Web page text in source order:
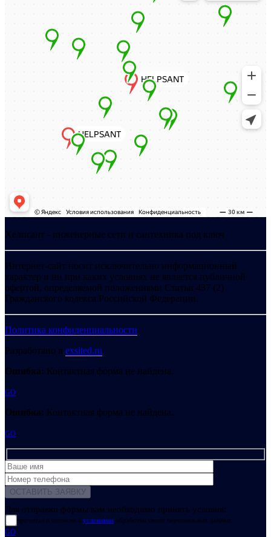
Хелпсант - инженерные сети и сантехника под ключ
Интернет-сайт носит исключительно информационный
характер и ни при каких условиях не является публичной
офертой, определяемой положениями Статьи 437 (2)
Гражданского кодекса Российской Федерации.
Политика конфиденциальности
Разработано в exsited.ru
Ошибка: Контактная форма не найдена.
GO
Ошибка: Контактная форма не найдена.
GO
Для отправки формы вам необходимо принять условия:
прочитал и согласен с условиями обработки своих персональных данных
GO